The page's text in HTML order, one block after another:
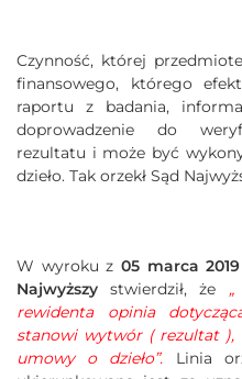
Czynność, której
finansowego, którego
raportu z badania,
doprowadzenie do
rezultatu i może być
dzieło. Tak orzekł Sąd
W wyroku z 05 marca
Najwyższy stwierdził, że
rewidenta opinia
stanowi wytwór ( rezultat
umowy o dzieło”. Linia